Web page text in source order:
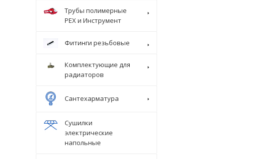
Трубы полимерные
PEX и Инструмент
Фитинги резьбовые
Комплектующие для
радиаторов
Сантехарматура
Сушилки
электрические
напольные